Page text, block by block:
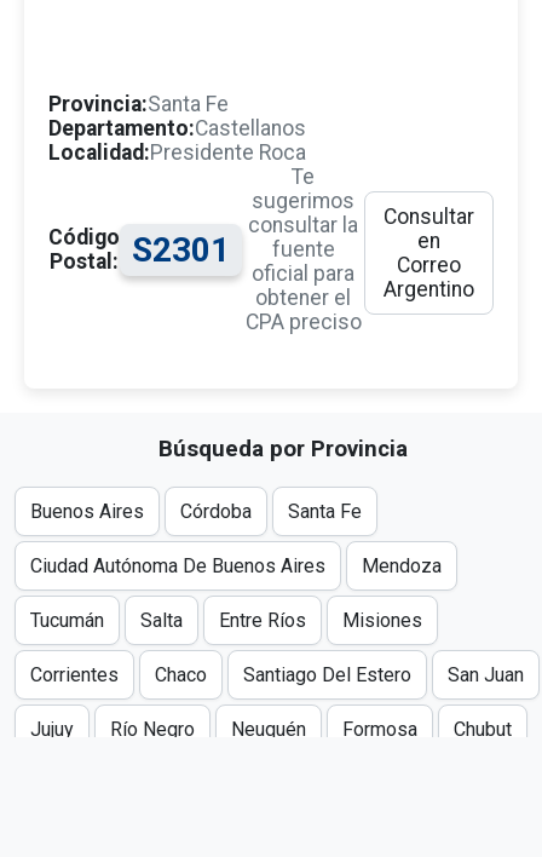
Provincia:Santa Fe
Departamento:Castellanos
Localidad:Presidente Roca
Código
Postal:
S2301
Te
sugerimos
consultar la
fuente
oficial para
obtener el
CPA preciso
Consultar
en
Correo
Argentino
Búsqueda por Provincia
Buenos Aires Córdoba Santa Fe
Ciudad Autónoma De Buenos Aires Mendoza
Tucumán Salta Entre Ríos Misiones
Corrientes Chaco Santiago Del Estero San Juan
Jujuy Río Negro Neuquén Formosa Chubut